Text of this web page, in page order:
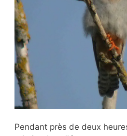
Pendant près de deux